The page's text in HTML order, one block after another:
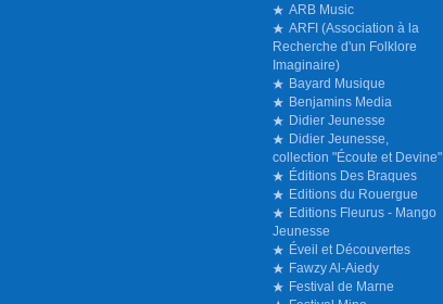
ARB Music
ARFI (Association à la
Recherche d'un Folklore
Imaginaire)
Bayard Musique
Benjamins Media
Didier Jeunesse
Didier Jeunesse,
collection "Écoute et Devine"
Éditions Des Braques
Editions du Rouergue
Editions Fleurus - Mango
Jeunesse
Éveil et Découvertes
Fawzy Al-Aiedy
Festival de Marne